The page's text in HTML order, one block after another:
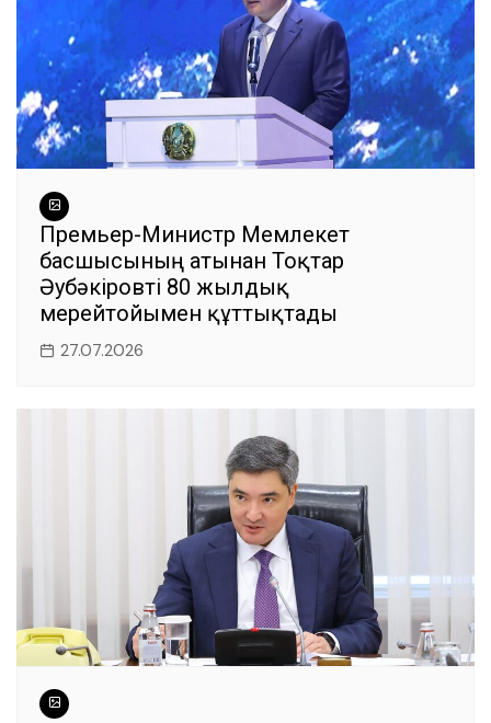
Премьер-Министр Мемлекет
басшысының атынан Тоқтар
Әубәкіровті 80 жылдық
мерейтойымен құттықтады
27.07.2026